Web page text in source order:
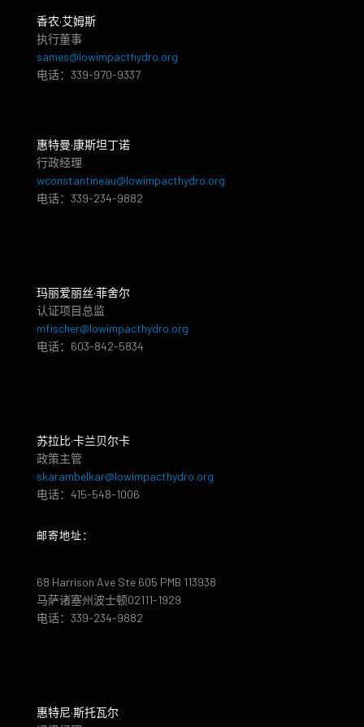
香农·艾姆斯
执行董事
sames@lowimpacthydro.org
电话：339-970-9337
惠特曼·康斯坦丁诺
行政经理
wconstantineau@lowimpacthydro.org
电话：339-234-9882
玛丽爱丽丝·菲舍尔
认证项目总监
mfischer@lowimpacthydro.org
电话：603-842-5834
苏拉比·卡兰贝尔卡
政策主管
skarambelkar@lowimpacthydro.org
电话：415-548-1006
邮寄地址：
68 Harrison Ave Ste 605 PMB 113938
马萨诸塞州波士顿02111-1929
电话：339-234-9882
惠特尼·斯托瓦尔